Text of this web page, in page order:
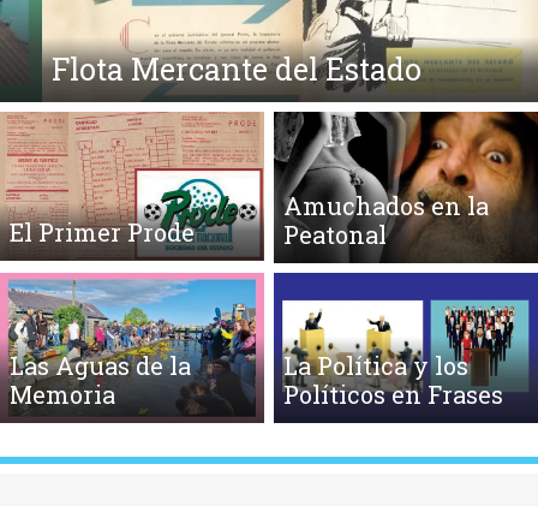
Flota Mercante del Estado
El Primer Prode
Amuchados en la
Peatonal
Las Aguas de la
Memoria
La Política y los
Políticos en Frases